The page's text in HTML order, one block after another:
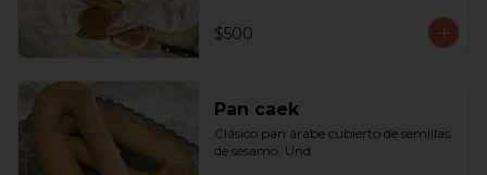
$500
Pan caek
Clásico pan árabe cubierto de semillas
de sésamo. Und.